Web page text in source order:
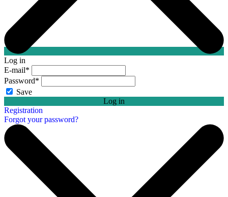
Log in
E-mail*
Password*
Save
Log in
Registration
Forgot your password?